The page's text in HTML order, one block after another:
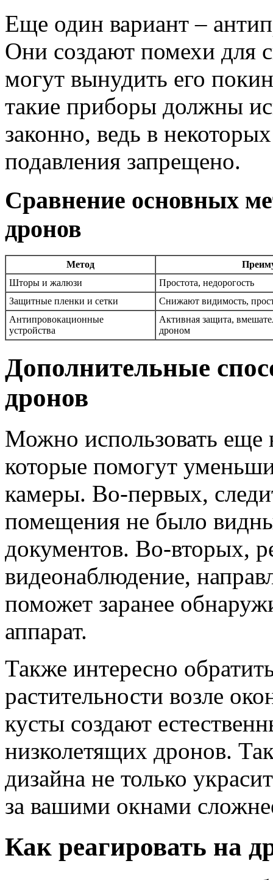
Еще один вариант –
Они создают помехи для
могут вынудить его
такие приборы должны
законно, ведь в
подавления запрещено.
Сравнение основных
дронов
Метод
Шторы и жалюзи
Простота, недорогость
Защитные пленки и сетки
Снижают видимость,
Антипровокационные
устройства
Активная защита,
дроном
Дополнительные
дронов
Можно использовать еще
которые помогут
камеры. Во-первых,
помещения не было
документов. Во-вторых,
видеонаблюдение,
поможет заранее
аппарат.
Также интересно
растительности возле
кусты создают
низколетящих дронов.
дизайна не только
за вашими окнами
Как реагировать на